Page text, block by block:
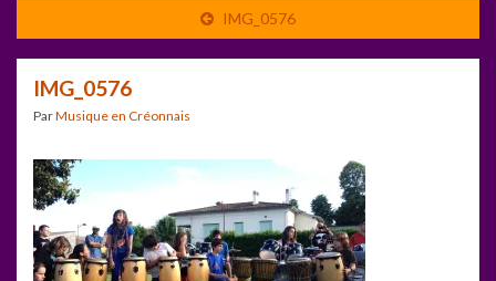
IMG_0576
IMG_0576
ParMusique en Créonnais